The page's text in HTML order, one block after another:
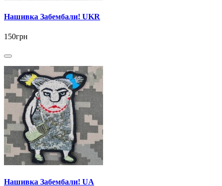
Нашивка Забембали! UKR
150грн
Нашивка Забембали! UA